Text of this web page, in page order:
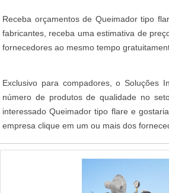
Receba orçamentos de Queimador tipo
fabricantes, receba uma estimativa de
fornecedores ao mesmo tempo
Exclusivo para compadores, o Soluções
número de produtos de qualidade no
interessado Queimador tipo flare e
empresa clique em um ou mais dos